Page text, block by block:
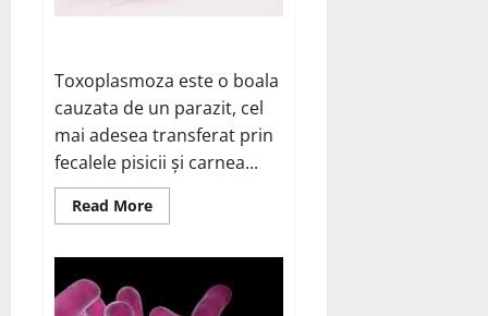
Toxoplasmoza este o boala
cauzata de un parazit, cel
mai adesea transferat prin
fecalele pisicii și carnea...
Read MoreRead
more
toxoplasmoza